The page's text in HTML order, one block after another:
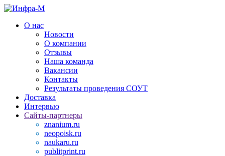
О нас
Новости
О компании
Отзывы
Наша команда
Вакансии
Контакты
Результаты проведения СОУТ
Доставка
Интервью
Сайты-партнеры
znanium.ru
neopoisk.ru
naukaru.ru
publitprint.ru